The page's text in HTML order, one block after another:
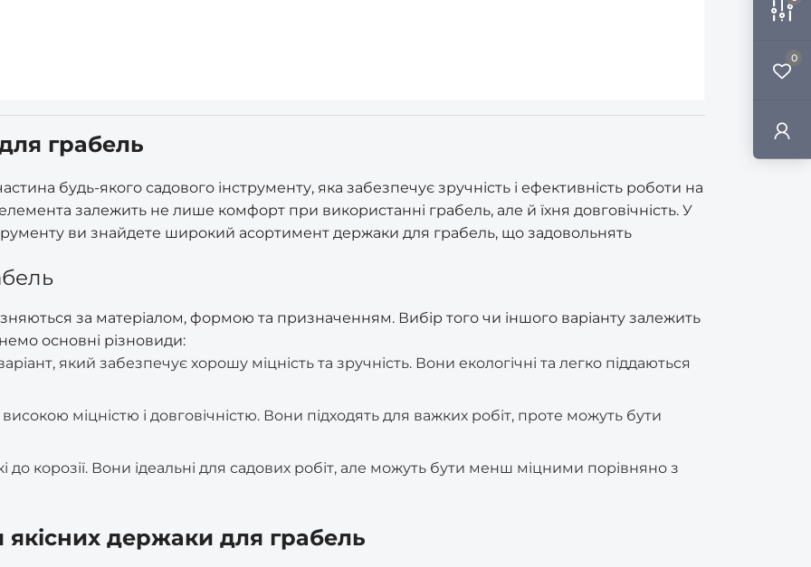
0
грабель
будь-якого садового інструменту, яка забезпечує зручність і ефективність роботи на
залежить не лише комфорт при використанні грабель, але й їхня довговічність. У
ви знайдете широкий асортимент держаки для грабель, що задовольнять
за матеріалом, формою та призначенням. Вибір того чи іншого варіанту залежить
основні різновиди:
який забезпечує хорошу міцність та зручність. Вони екологічні та легко піддаються
міцністю і довговічністю. Вони підходять для важких робіт, проте можуть бути
до корозії. Вони ідеальні для садових робіт, але можуть бути менш міцними порівняно з
держаки для грабель